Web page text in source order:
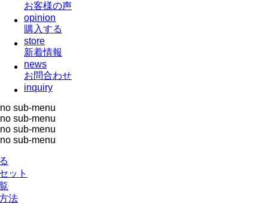
お客様の声
opinion
購入する
store
新着情報
news
お問合わせ
inquiry
no sub-menu
no sub-menu
no sub-menu
no sub-menu
ット
法